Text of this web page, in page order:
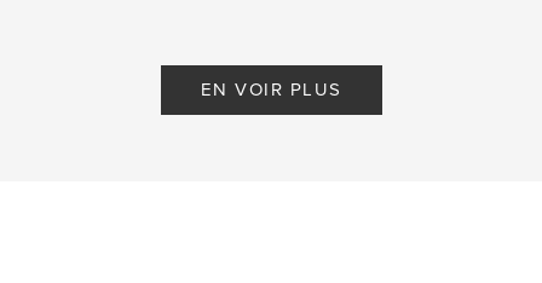
EN VOIR PLUS